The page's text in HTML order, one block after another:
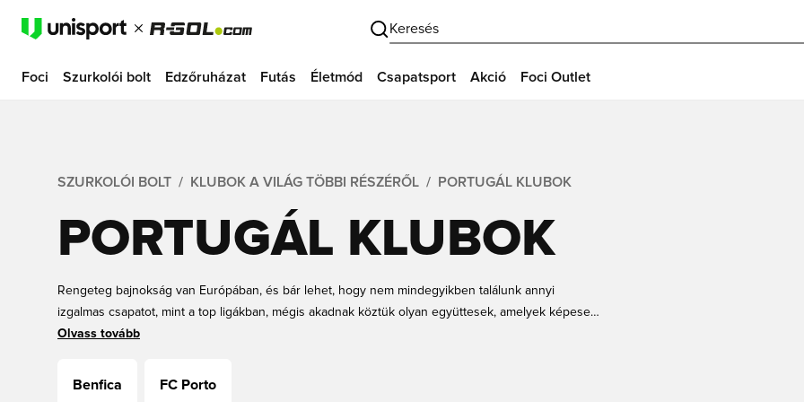
Keresés
Foci Szurkolói bolt Edzőruházat Futás Életmód Csapatsport Akció Foci Outlet
SZURKOLÓI BOLT KLUBOK A VILÁG TÖBBI RÉSZÉRŐL PORTUGÁL KLUBOK
PORTUGÁL KLUBOK
Rengeteg bajnokság van Európában, és bár lehet, hogy nem mindegyikben találunk annyi
izgalmas csapatot, mint a top ligákban, mégis akadnak köztük olyan együttesek, amelyek képesek
messzire jutni az európai kupasorozatokban. Portugál focimezeket keresel? Akkor jó helyen jársz!
Benficával karöltve évről évre ádáz küzdelmet vívnak a portugál bajnoki címért.
Olvass tovább
Benfica FC Porto